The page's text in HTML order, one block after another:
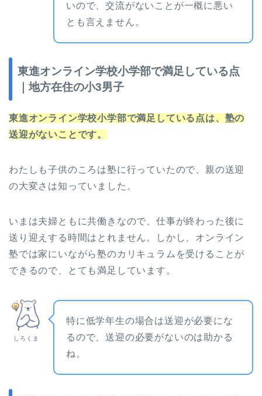
いので、交流がないことが一概に悪い
とも言えません。
東進オンライン学校小学部で満足している点
｜地方在住の小3男子
東進オンライン学校小学部で満足している点は、塾の
送迎がないことです。
わたしも子供のころは塾に行っていたので、親の送迎
の大変さは知っていました。
いまは夫婦ともに共働きなので、仕事が終わった後に
送り迎えする時間はとれません。しかし、オンライン
塾では家にいながら塾のカリキュラムを受けることが
できるので、とても満足しています。
しろくま
特に低学年生の場合は送迎が必要にな
るので、送迎の必要がないのは助かる
ね。